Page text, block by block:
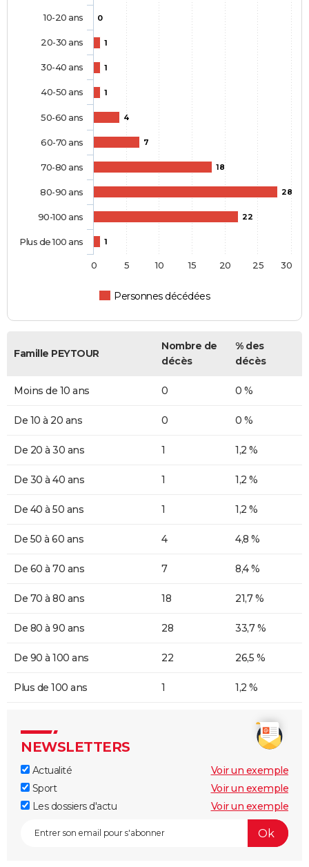
0
1
1
1
4
7
18
28
22
1
Personnes décédées
10-20 ans
20-30 ans
30-40 ans
40-50 ans
50-60 ans
60-70 ans
70-80 ans
80-90 ans
90-100 ans
Plus de 100 ans
0 5 10 15 20 25 30
Famille PEYTOUR
Nombre de
décès
% des
décès
Moins de 10 ans 0 0 %
De 10 à 20 ans 0 0 %
De 20 à 30 ans 1 1,2 %
De 30 à 40 ans 1 1,2 %
De 40 à 50 ans 1 1,2 %
De 50 à 60 ans 4 4,8 %
De 60 à 70 ans 7 8,4 %
De 70 à 80 ans 18 21,7 %
De 80 à 90 ans 28 33,7 %
De 90 à 100 ans 22 26,5 %
Plus de 100 ans 1 1,2 %
NEWSLETTERS
Actualité
Voir un exemple
Sport
Voir un exemple
Les dossiers d'actu
Voir un exemple